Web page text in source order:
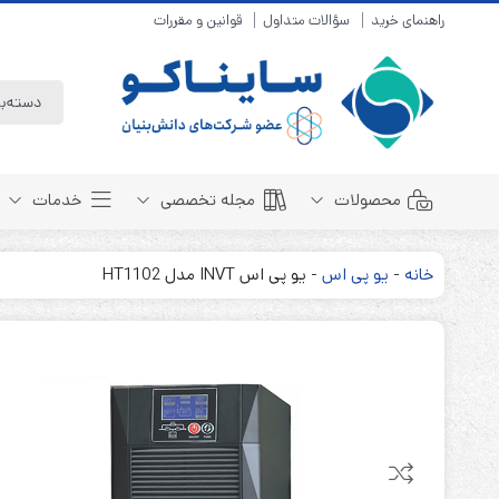
راهنمای خرید سؤالات متداول قوانین و مقررات
محصولات
باتری سیلد لید اسید
باتری نیکل متال هیدرید
مجله تخصصی
مبانی باتری
تست و کنترل
طول عمر باتری
باتری هوشمند
بسته بندی و ایمنی
روش های شارژ
خدمات
خانه - یو پی اس- یو پی اس INVT مدل HT1102